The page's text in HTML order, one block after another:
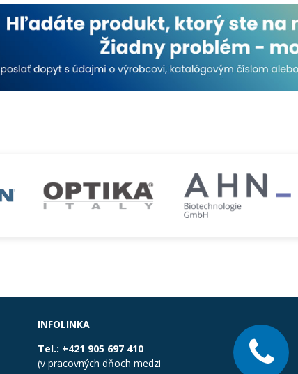
INFOLINKA
Tel.: +421 905 697 410
(v pracovných dňoch medzi